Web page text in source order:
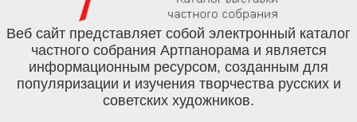
Веб сайт представляет собой электронный каталог
частного собрания Артпанорама и является
информационным ресурсом, созданным для
популяризации и изучения творчества русских и
советских художников.